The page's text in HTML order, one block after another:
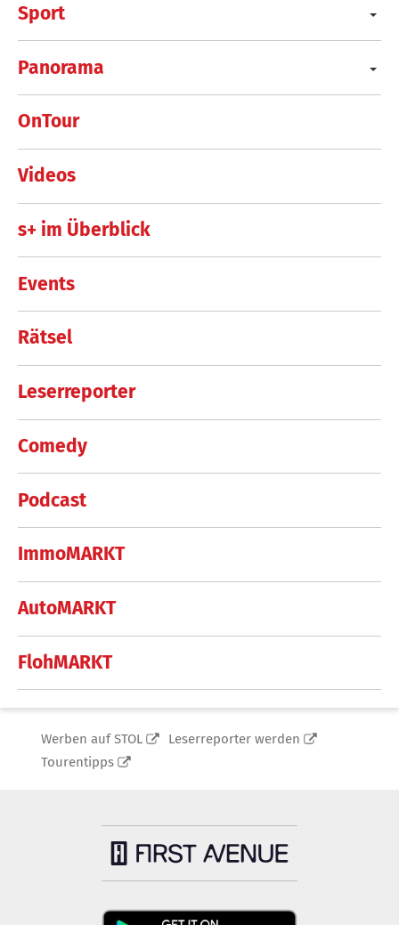
Sport
Panorama
OnTour
Videos
s+ im Überblick
Events
Rätsel
Leserreporter
Comedy
Podcast
ImmoMARKT
AutoMARKT
FlohMARKT
Werben auf STOL
Leserreporter werden
Tourentipps